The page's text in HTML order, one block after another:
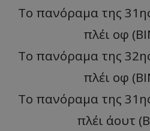
To πανόραμα της
πλέι οφ
Το πανόραμα της
πλέι οφ
Το πανόραμα της
πλέι άουτ